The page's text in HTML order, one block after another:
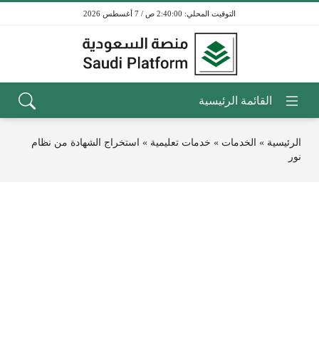
2:40:00 ص / 7 أغسطس 2026
الرئيسية » الخدمات » خدمات تعليمية » استخراج الشهادة من نظام
نور